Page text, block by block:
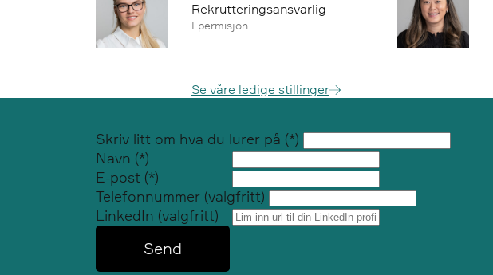
Rekrutteringsansvarlig
I permisjon
Se våre ledige stillinger
Skriv litt om hva du lurer på
Navn
E-post
Telefonnummer (valgfritt)
LinkedIn (valgfritt)
Send